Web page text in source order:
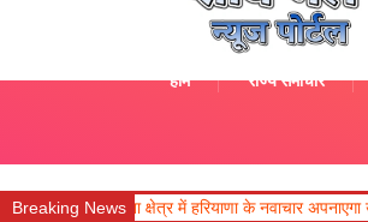
होम राज्य समाचार
Breaking News
में हरियाणा के नवाचार अपनाएगा उत्तराखंड : धन सिंह रावत